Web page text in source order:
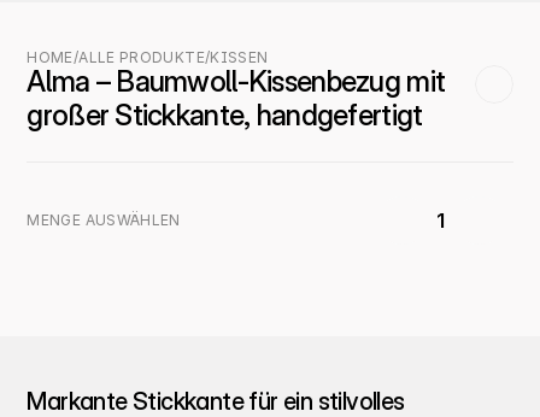
HOME/ALLE PRODUKTE/KISSEN
Alma – Baumwoll-Kissenbezug mit
großer Stickkante, handgefertigt
MENGE AUSWÄHLEN 1
Markante Stickkante für ein stilvolles